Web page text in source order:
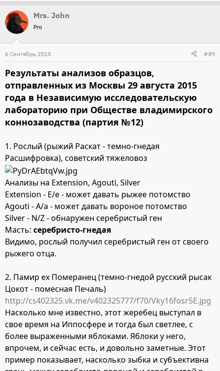
Mrs. John
Pro
6 Сентябрь 2015 #89
Результаты анализов образцов,
отправленных из Москвы 29 августа 2015
года в Независимую исследовательскую
лабораторию при Обществе владимирского
коннозаводства (партия №12)
1. Рослый (рыжий Раскат - темно-гнедая
Расшифровка), советский тяжеловоз
Анализы на Extension, Agouti, Silver
Extension - E/e - может давать рыжее потомство
Agouti - A/a - может давать вороное потомство
Silver - N/Z - обнаружен серебристый ген
Масть: серебристо-гнедая
Видимо, рослый получил серебристый ген от своего
рыжего отца.
2. Памир ex Померанец (темно-гнедой русский рысак
Цокот - помесная Печаль)
http://cs402325.vk.me/v402325777/f70/Vky16fosr5E.jpg
Насколько мне известно, этот жеребец выступал в
свое время на Иппосфере и тогда был светлее, с
более выраженными яблоками. Яблоки у него,
впрочем, и сейчас есть, и довольно заметные. Этот
пример показывает, насколько зыбка и субъективна